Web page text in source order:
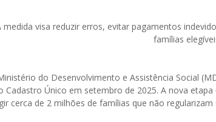
medida visa reduzir erros, evitar pagamentos
famílias
do Desenvolvimento e Assistência Social
Cadastro Único em setembro de 2025. A nova
cerca de 2 milhões de famílias que não